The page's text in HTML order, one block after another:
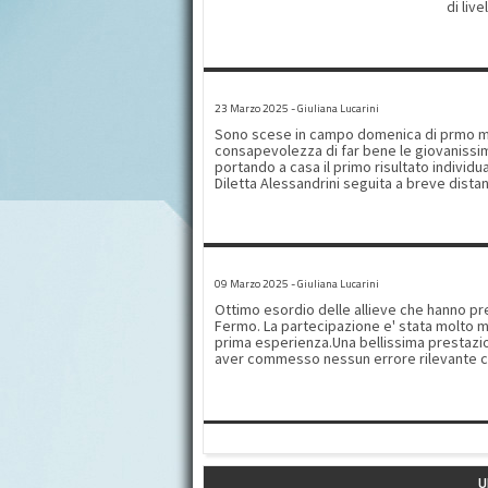
di
posto
che
le
23 Marzo 2025 - Giuliana Lucarini
Sono scese in campo domenica di prmo mattino
consapevolezza di far bene le
portando a casa il primo risultato
Diletta Alessandrini seguita a breve
argento per Sofia Mezzelani seguita da
complimenti per aver gareggiato un
di gara.Applausi per tutte e pronte per la
09 Marzo 2025 - Giuliana Lucarini
Ottimo esordio delle allieve che hanno
Fermo. La partecipazione e' stata molto
prima esperienza.Una bellissima
aver commesso nessun errore rilevante